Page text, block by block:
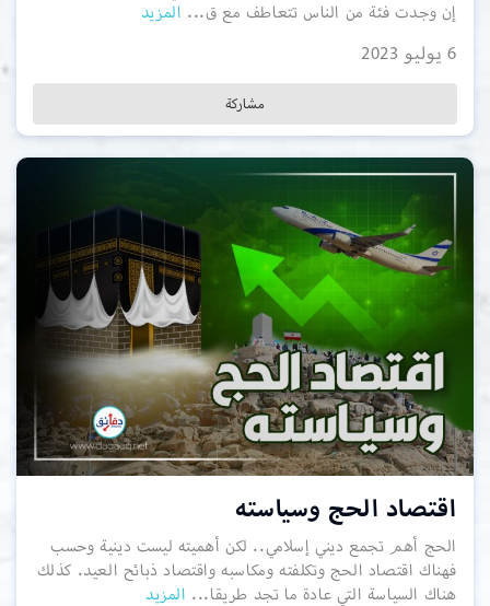
إن وجدت فئة من الناس تتعاطف مع ق... المزيد
6 يوليو 2023
مشاركة
اقتصاد الحج وسياسته
الحج أهم تجمع ديني إسلامي.. لكن أهميته ليست دينية وحسب
فهناك اقتصاد الحج وتكلفته ومكاسبه واقتصاد ذبائح العيد. كذلك
هناك السياسة التي عادة ما تجد طريقا... المزيد